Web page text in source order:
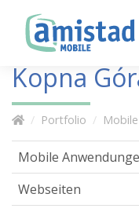
Kopna
Portfolio
Mobile
Webseiten